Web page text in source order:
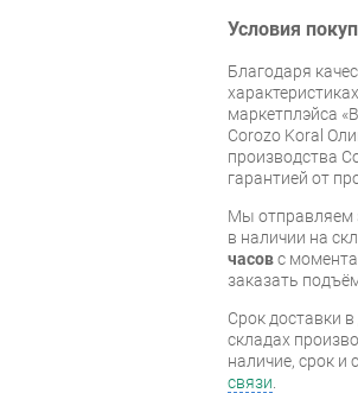
Условия
Благодаря
маркетплэйса
Corozo Koral
производства
гарантией от
Мы отправляем
в наличии на
часовс
заказать
Срок доставки
складах
наличие, срок и
связи